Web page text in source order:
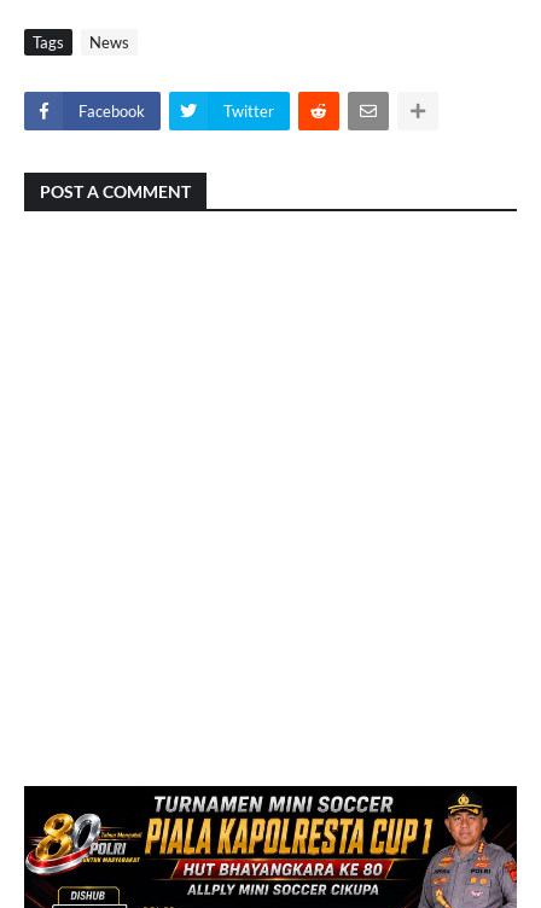
Tags News
Facebook Twitter
POST A COMMENT